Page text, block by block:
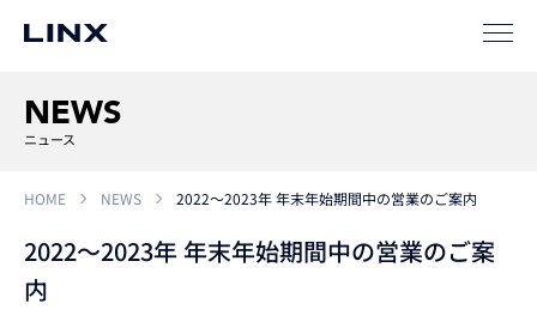
NEWS
ニュース
HOME NEWS 2022～2023年 年末年始期間中の営業のご案内
2022～2023年 年末年始期間中の営業のご案
内